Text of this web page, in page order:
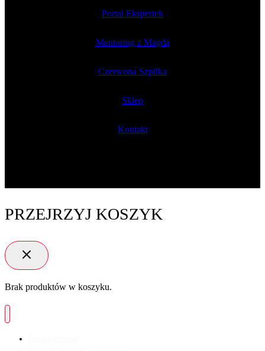
Portal Ekspertek
Mentoring z Magdą
Czerwona Szpilka
Sklep
Kontakt
PRZEJRZYJ KOSZYK
Brak produktów w koszyku.